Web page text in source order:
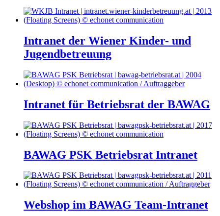
Intranet der Wiener Kinder- und
Jugendbetreuung
Intranet für Betriebsrat der BAWAG
BAWAG PSK Betriebsrat Intranet
Webshop im BAWAG Team-Intranet